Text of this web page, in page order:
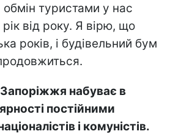
обмін туристами у нас
від року. Я вірю, що
років, і будівельний бум
набуває в
постійними
і комуністів.